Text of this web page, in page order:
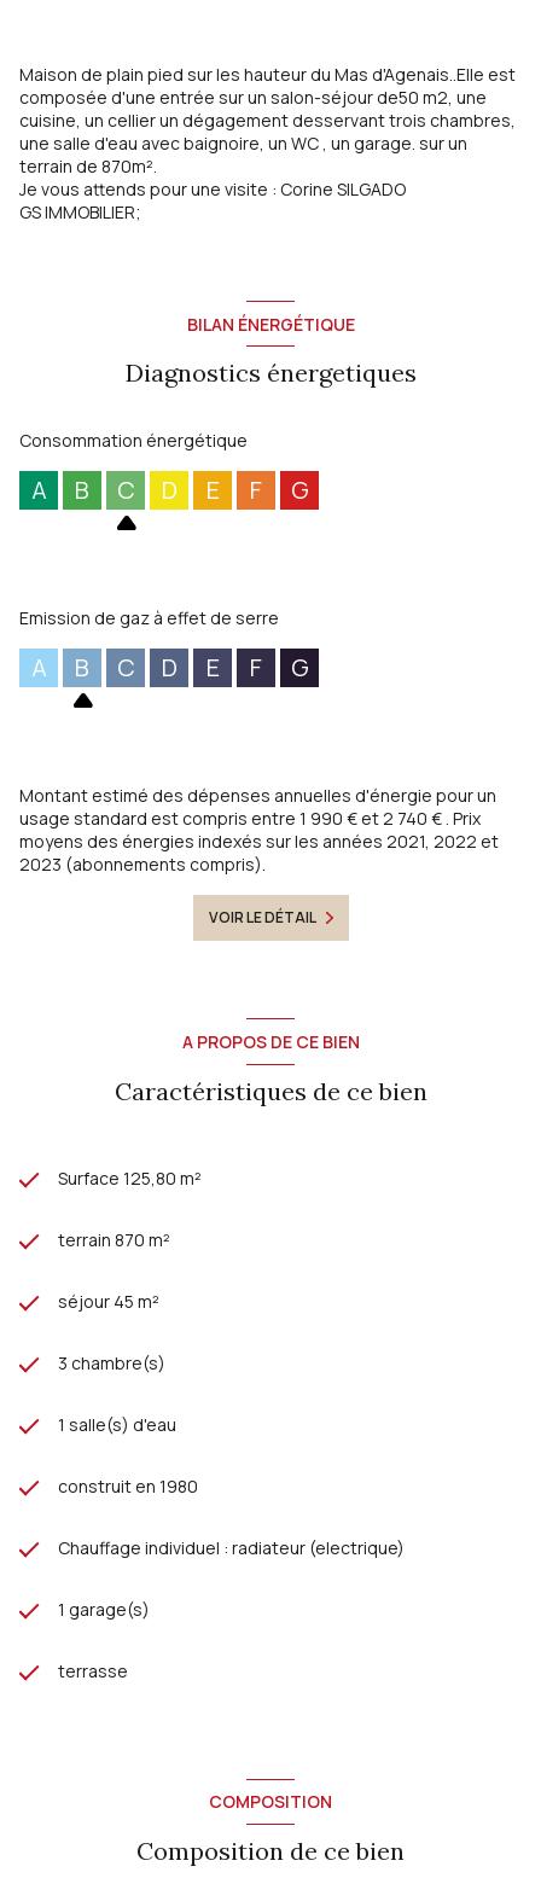
Maison de plain pied sur les hauteur du Mas d'Agenais..Elle est
composée d'une entrée sur un salon-séjour de50 m2, une
cuisine, un cellier un dégagement desservant trois chambres,
une salle d'eau avec baignoire, un WC , un garage. sur un
terrain de 870m².
Je vous attends pour une visite : Corine SILGADO
GS IMMOBILIER;
BILAN ÉNERGÉTIQUE
Diagnostics énergetiques
Consommation énergétique
A B C D E F G
Emission de gaz à effet de serre
A B C D E F G
Montant estimé des dépenses annuelles d'énergie pour un
usage standard est compris entre 1 990 € et 2 740 € . Prix
moyens des énergies indexés sur les années 2021, 2022 et
2023 (abonnements compris).
VOIR LE DÉTAIL
A PROPOS DE CE BIEN
Caractéristiques de ce bien
Surface 125,80 m²
terrain 870 m²
séjour 45 m²
3 chambre(s)
1 salle(s) d'eau
construit en 1980
Chauffage individuel : radiateur (electrique)
1 garage(s)
terrasse
COMPOSITION
Composition de ce bien